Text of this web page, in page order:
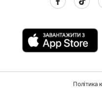
Політика